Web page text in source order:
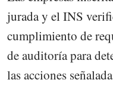
jurada y el INS
cumplimiento de
de auditoría para
las acciones